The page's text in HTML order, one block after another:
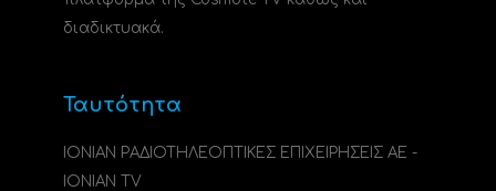
διαδικτυακά.
Ταυτότητα
ΙΟΝΙΑΝ ΡΑΔΙΟΤΗΛΕΟΠΤΙΚΕΣ ΕΠΙΧΕΙΡΗΣΕΙΣ ΑΕ -
IONIAN TV